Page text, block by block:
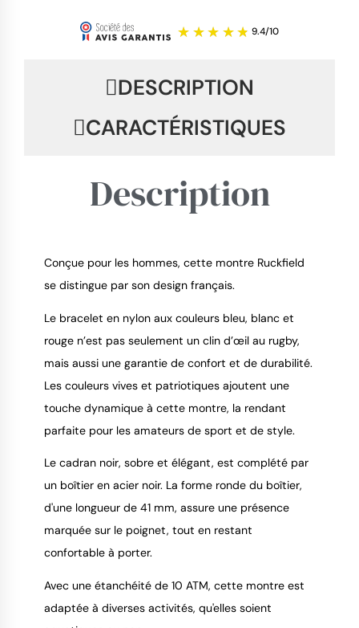
DESCRIPTION
CARACTÉRISTIQUES
Description
Conçue pour les hommes, cette montre Ruckfield
se distingue par son design français.
Le bracelet en nylon aux couleurs bleu, blanc et
rouge n’est pas seulement un clin d’œil au rugby,
mais aussi une garantie de confort et de durabilité.
Les couleurs vives et patriotiques ajoutent une
touche dynamique à cette montre, la rendant
parfaite pour les amateurs de sport et de style.
Le cadran noir, sobre et élégant, est complété par
un boîtier en acier noir. La forme ronde du boîtier,
d'une longueur de 41 mm, assure une présence
marquée sur le poignet, tout en restant
confortable à porter.
Avec une étanchéité de 10 ATM, cette montre est
adaptée à diverses activités, qu'elles soient